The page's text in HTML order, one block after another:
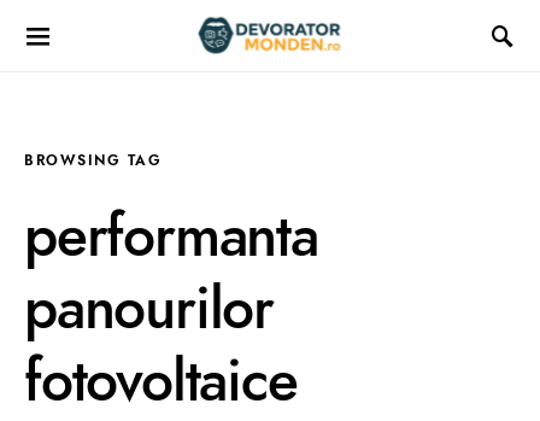
BROWSING TAG
performanta
panourilor
fotovoltaice